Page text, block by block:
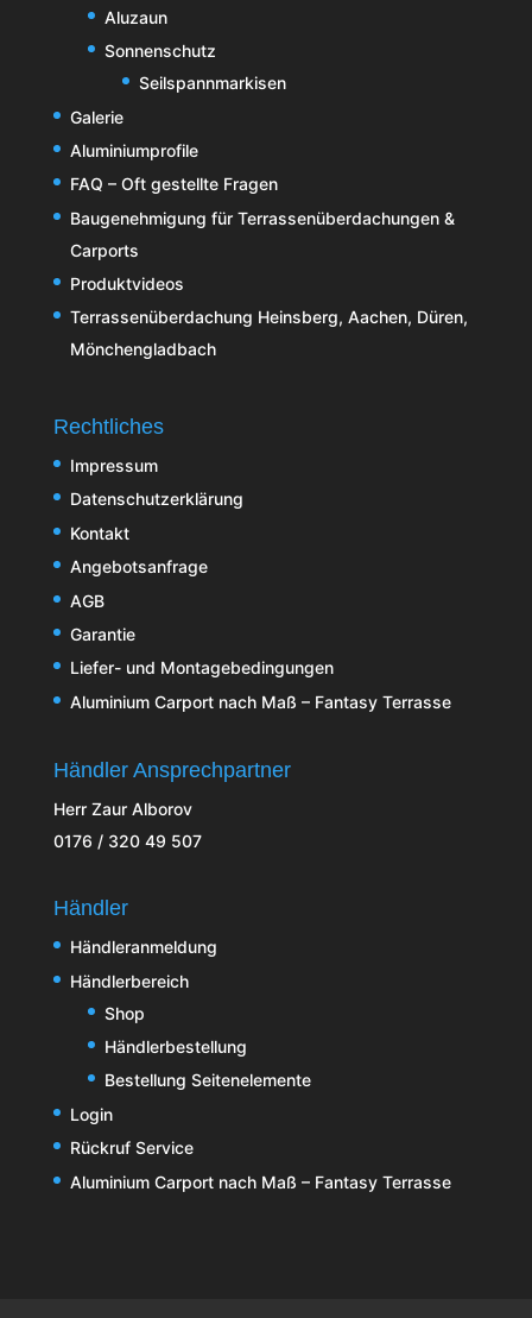
Aluzaun
Sonnenschutz
Seilspannmarkisen
Galerie
Aluminiumprofile
FAQ – Oft gestellte Fragen
Baugenehmigung für Terrassenüberdachungen &
Carports
Produktvideos
Terrassenüberdachung Heinsberg, Aachen, Düren,
Mönchengladbach
Rechtliches
Impressum
Datenschutzerklärung
Kontakt
Angebotsanfrage
AGB
Garantie
Liefer- und Montagebedingungen
Aluminium Carport nach Maß – Fantasy Terrasse
Händler Ansprechpartner
Herr Zaur Alborov
0176 / 320 49 507
Händler
Händleranmeldung
Händlerbereich
Shop
Händlerbestellung
Bestellung Seitenelemente
Login
Rückruf Service
Aluminium Carport nach Maß – Fantasy Terrasse